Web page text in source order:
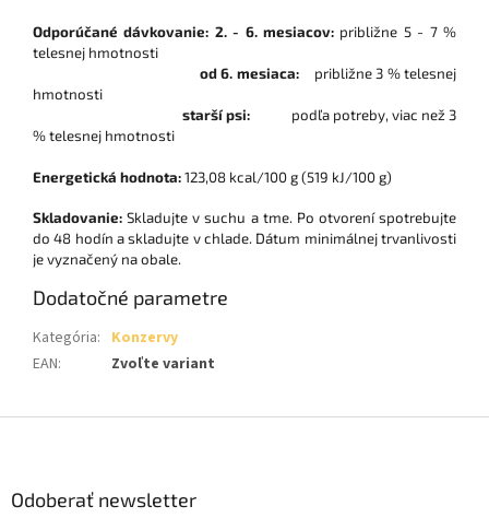
Odporúčané dávkovanie: 2. - 6. mesiacov: približne 5 - 7 %
telesnej hmotnosti
od 6. mesiaca:približne 3 % telesnej
hmotnosti
starší psi: podľa potreby, viac než 3
% telesnej hmotnosti
Energetická hodnota:123,08 kcal/100 g (519 kJ/100 g)
Skladovanie:Skladujte v suchu a tme. Po otvorení spotrebujte
do 48 hodín a skladujte v chlade. Dátum minimálnej trvanlivosti
je vyznačený na obale.
Dodatočné parametre
Kategória: Konzervy
EAN: Zvoľte variant
Odoberať newsletter